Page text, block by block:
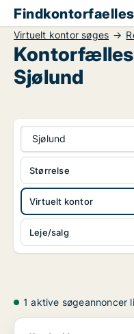
Virtuelt kontor søges
Sjølund
Sjølund
Virtuelt kontor
Leje/salg
Størrelse
1 aktive søgeannoncer